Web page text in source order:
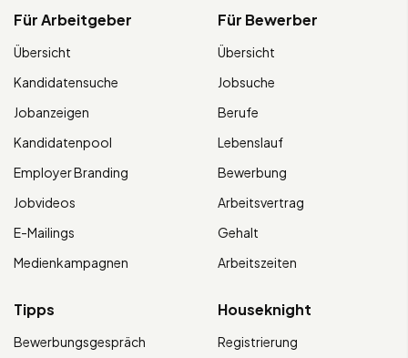
Für Arbeitgeber
Übersicht
Kandidatensuche
Jobanzeigen
Kandidatenpool
Employer Branding
Jobvideos
E-Mailings
Medienkampagnen
Für Bewerber
Übersicht
Jobsuche
Berufe
Lebenslauf
Bewerbung
Arbeitsvertrag
Gehalt
Arbeitszeiten
Tipps
Bewerbungsgespräch
Houseknight
Registrierung